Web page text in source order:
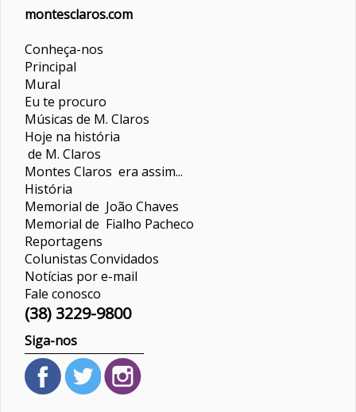
montesclaros.com
Conheça-nos
Principal
Mural
Eu te procuro
Músicas de M. Claros
Hoje na história
de M. Claros
Montes Claros era assim...
História
Memorial de João Chaves
Memorial de Fialho Pacheco
Reportagens
ColunistasConvidados
Notícias por e-mail
Fale conosco
(38) 3229-9800
Siga-nos